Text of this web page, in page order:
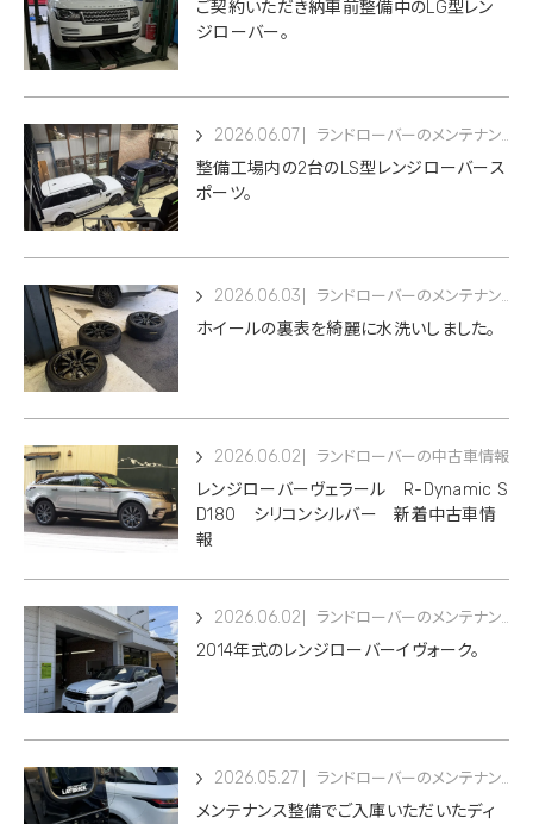
ご契約いただき納車前整備中のLG型レン
ジローバー。
2026.06.07 ランドローバーのメンテナンス
整備工場内の2台のLS型レンジローバース
ポーツ。
2026.06.03 ランドローバーのメンテナンス
ホイールの裏表を綺麗に水洗いしました。
2026.06.02 ランドローバーの中古車情報
レンジローバーヴェラール R-Dynamic S
D180 シリコンシルバー 新着中古車情
報
2026.06.02 ランドローバーのメンテナンス
2014年式のレンジローバーイヴォーク。
2026.05.27 ランドローバーのメンテナンス
メンテナンス整備でご入庫いただいたディ